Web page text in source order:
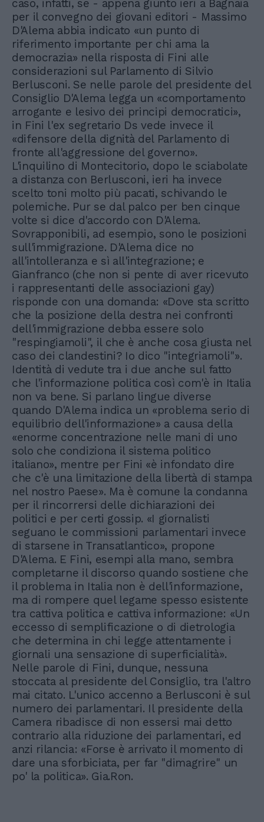
caso, infatti, se - appena giunto ieri a Bagnaia
per il convegno dei giovani editori - Massimo
D'Alema abbia indicato «un punto di
riferimento importante per chi ama la
democrazia» nella risposta di Fini alle
considerazioni sul Parlamento di Silvio
Berlusconi. Se nelle parole del presidente del
Consiglio D'Alema legga un «comportamento
arrogante e lesivo dei principi democratici»,
in Fini l'ex segretario Ds vede invece il
«difensore della dignità del Parlamento di
fronte all'aggressione del governo».
L'inquilino di Montecitorio, dopo le sciabolate
a distanza con Berlusconi, ieri ha invece
scelto toni molto più pacati, schivando le
polemiche. Pur se dal palco per ben cinque
volte si dice d'accordo con D'Alema.
Sovrapponibili, ad esempio, sono le posizioni
sull'immigrazione. D'Alema dice no
all'intolleranza e sì all'integrazione; e
Gianfranco (che non si pente di aver ricevuto
i rappresentanti delle associazioni gay)
risponde con una domanda: «Dove sta scritto
che la posizione della destra nei confronti
dell'immigrazione debba essere solo
"respingiamoli", il che è anche cosa giusta nel
caso dei clandestini? Io dico "integriamoli"».
Identità di vedute tra i due anche sul fatto
che l'informazione politica così com'è in Italia
non va bene. Si parlano lingue diverse
quando D'Alema indica un «problema serio di
equilibrio dell'informazione» a causa della
«enorme concentrazione nelle mani di uno
solo che condiziona il sistema politico
italiano», mentre per Fini «è infondato dire
che c'è una limitazione della libertà di stampa
nel nostro Paese». Ma è comune la condanna
per il rincorrersi delle dichiarazioni dei
politici e per certi gossip. «I giornalisti
seguano le commissioni parlamentari invece
di starsene in Transatlantico», propone
D'Alema. E Fini, esempi alla mano, sembra
completarne il discorso quando sostiene che
il problema in Italia non è dell'informazione,
ma di rompere quel legame spesso esistente
tra cattiva politica e cattiva informazione: «Un
eccesso di semplificazione o di dietrologia
che determina in chi legge attentamente i
giornali una sensazione di superficialità».
Nelle parole di Fini, dunque, nessuna
stoccata al presidente del Consiglio, tra l'altro
mai citato. L'unico accenno a Berlusconi è sul
numero dei parlamentari. Il presidente della
Camera ribadisce di non essersi mai detto
contrario alla riduzione dei parlamentari, ed
anzi rilancia: «Forse è arrivato il momento di
dare una sforbiciata, per far "dimagrire" un
po' la politica». Gia.Ron.